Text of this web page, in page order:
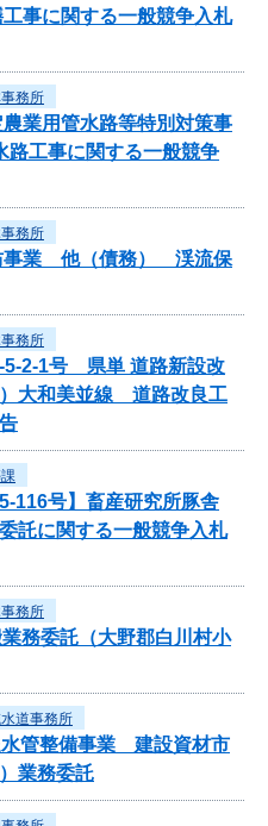
事に関する一般競争入札
務所
業用管水路等特別対策事
工事に関する一般競争
務所
事業 他（債務） 渓流保
務所
-5-2-1号 県単 道路新設改
大和美並線 道路改良工
116号】畜産研究所豚舎
託に関する一般競争入札
務所
務委託（大野郡白川村小
道事務所
管整備事業 建設資材市
業務委託